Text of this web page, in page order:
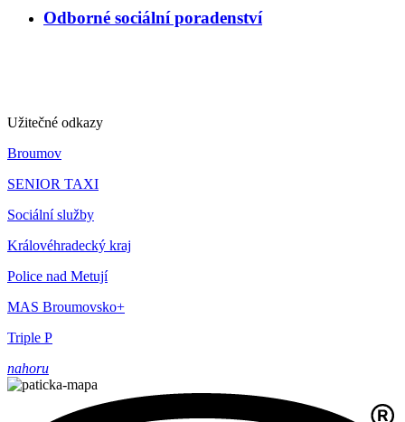
Odborné sociální poradenství
Užitečné odkazy
Broumov
SENIOR TAXI
Sociální služby
Královéhradecký kraj
Police nad Metují
MAS Broumovsko+
Triple P
nahoru